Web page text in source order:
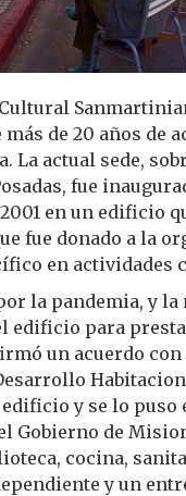
de 20 años de
La actual sede,
fue
en un edificio
fue donado a la
en actividades
la pandemia, y la
edificio para
un acuerdo
y se lo puso
Gobierno de
cocina,
y un